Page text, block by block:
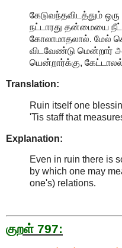
கேடுவந்தவிடத்தும்
நட்டாரது தன்மையை
கோலாமாதலால். மேல்
விடவேண்டு மென்றார்
யென்றார்க்கு,
Translation:
Ruin itself one
'Tis staff that
Explanation:
Even in ruin there is
by which one may
one's) relations.
குறள் 797: